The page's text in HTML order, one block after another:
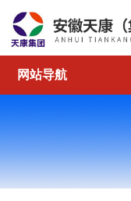
网站导航